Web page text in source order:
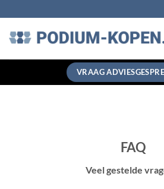
naar
inhoud
VRAAG
FAQ
Veel gestelde